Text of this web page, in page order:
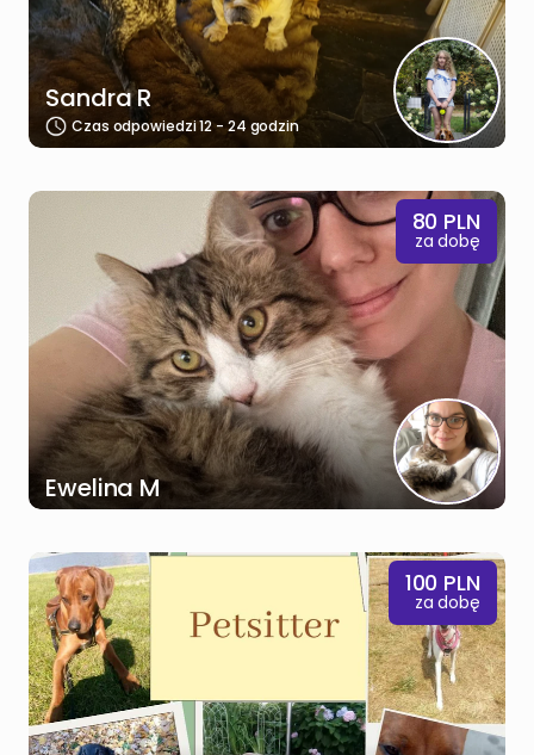
Sandra R
Czas odpowiedzi 12 - 24 godzin
80 PLN
za dobę
Ewelina M
100 PLN
za dobę